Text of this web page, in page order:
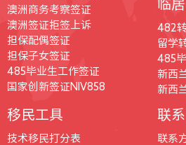
澳洲商务考察签证
澳洲签证拒签上诉
担保配偶签证
担保子女签证
485毕业生工作签证
国家创新签证NIV858
临
482
留学
485
新西
新西
移民工具
技术移民打分表
联
联系